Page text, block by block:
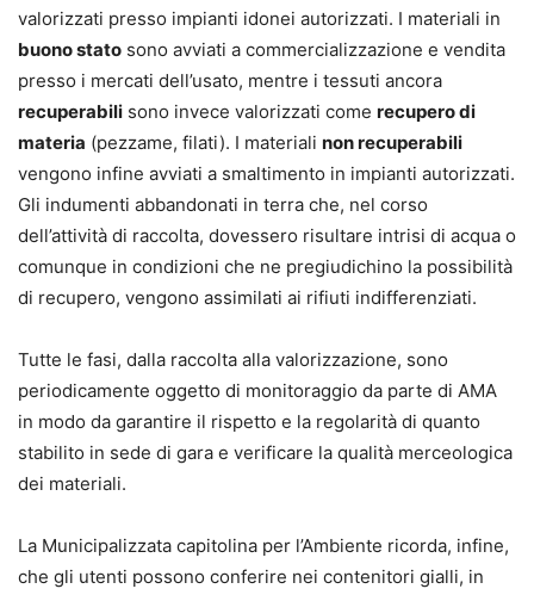
valorizzati presso impianti idonei autorizzati. I materiali in
buono stato sono avviati a commercializzazione e vendita
presso i mercati dell’usato, mentre i tessuti ancora
recuperabili sono invece valorizzati come recupero di
materia (pezzame, filati). I materiali non recuperabili
vengono infine avviati a smaltimento in impianti autorizzati.
Gli indumenti abbandonati in terra che, nel corso
dell’attività di raccolta, dovessero risultare intrisi di acqua o
comunque in condizioni che ne pregiudichino la possibilità
di recupero, vengono assimilati ai rifiuti indifferenziati.
Tutte le fasi, dalla raccolta alla valorizzazione, sono
periodicamente oggetto di monitoraggio da parte di AMA
in modo da garantire il rispetto e la regolarità di quanto
stabilito in sede di gara e verificare la qualità merceologica
dei materiali.
La Municipalizzata capitolina per l’Ambiente ricorda, infine,
che gli utenti possono conferire nei contenitori gialli, in